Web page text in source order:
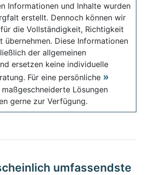
Informationen und Inhalte wurden
erstellt. Dennoch können wir
die Vollständigkeit, Richtigkeit
übernehmen. Diese Informationen
der allgemeinen
ersetzen keine individuelle
Für eine persönliche
maßgeschneiderte Lösungen
gerne zur Verfügung.
umfassendste